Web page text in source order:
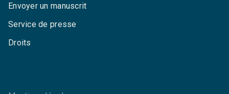
Envoyer un manuscrit
Service de presse
Droits